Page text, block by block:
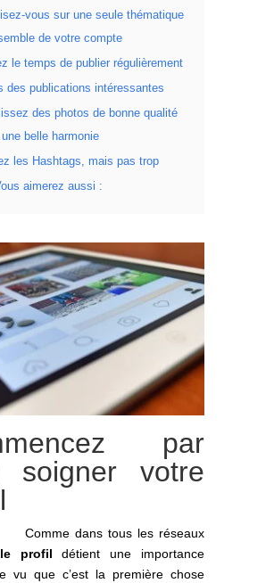
vous sur une seule thématique
de votre compte
le temps de publier régulièrement
des publications intéressantes
des photos de bonne qualité
belle harmonie
les Hashtags, mais pas trop
aimerez aussi :
par
soigner votre
dans tous les réseaux
le profil détient une importance
vu que c’est la première chose